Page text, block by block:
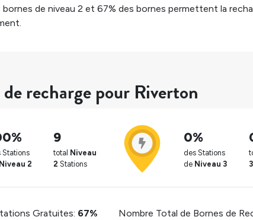
de niveau 2 et 67% des bornes permettent la
recharge pour Riverton
Stations
Niveau 2
9
total Niveau
2 Stations
0%
des Stations
de Niveau 3
3
Gratuites: 67% Nombre Total de Bornes de